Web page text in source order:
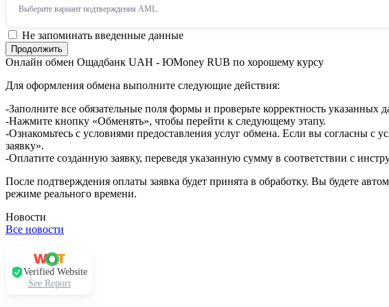
Выберите вариант подтверждения AML.
Не запоминать введенные данные
Онлайн обмен Ощадбанк UAH - ЮMoney RUB по хорошему курсу
Для оформления обмена выполните следующие действия:
-Заполните все обязательные поля формы и проверьте корректность указанных
-Нажмите кнопку «Обменять», чтобы перейти к следующему этапу.
-Ознакомьтесь с условиями предоставления услуг обмена. Если вы согласны с
заявку».
-Оплатите созданную заявку, переведя указанную сумму в соответствии с
После подтверждения оплаты заявка будет принята в обработку. Вы будете
режиме реального времени.
Новости
Все новости
Verified Website
See Report